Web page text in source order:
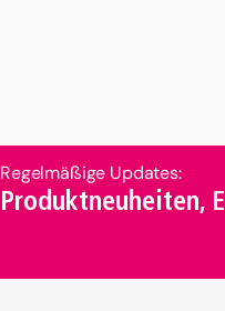
Regelmäßige Updates:
Produktneuheiten,